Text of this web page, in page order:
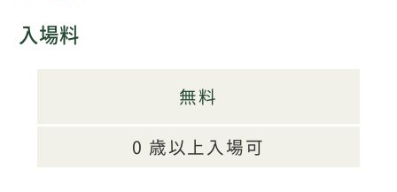
入場料
無料
0 歳以上入場可